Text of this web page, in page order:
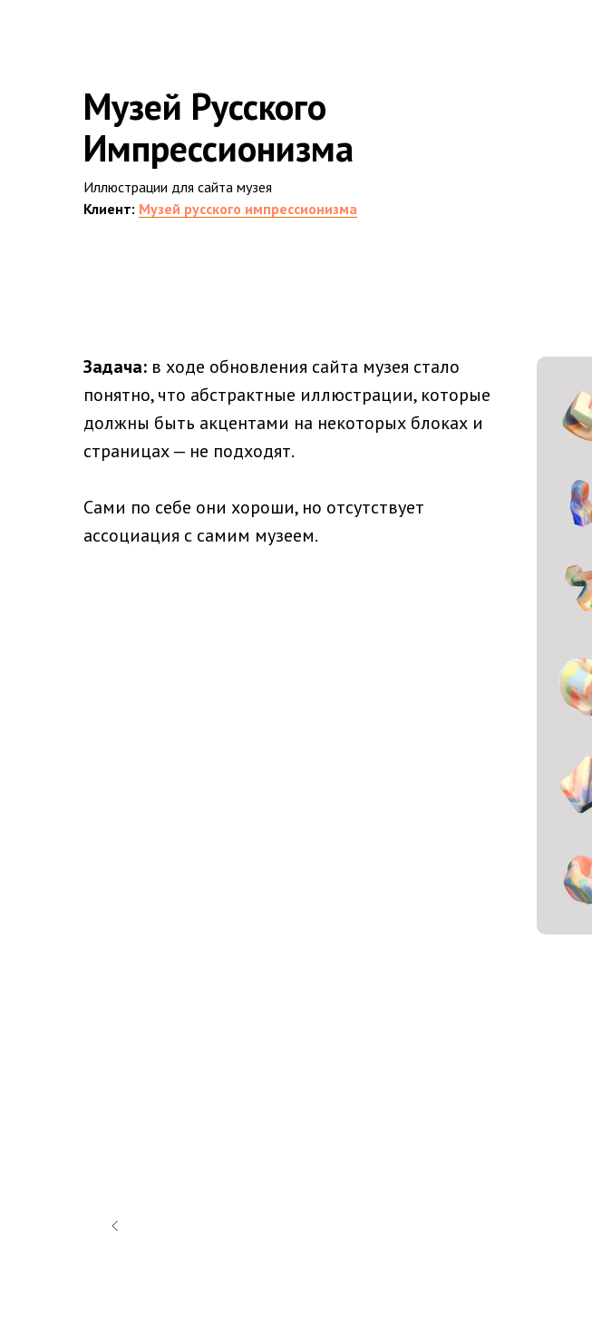
Музей Русского
Импрессионизма
Иллюстрации для сайта музея
Клиент: Музей русского импрессионизма
Задача: в ходе обновления сайта музея стало
понятно, что абстрактные иллюстрации, которые
должны быть акцентами на некоторых блоках и
страницах — не подходят.
Сами по себе они хороши, но отсутствует
ассоциация с самим музеем.